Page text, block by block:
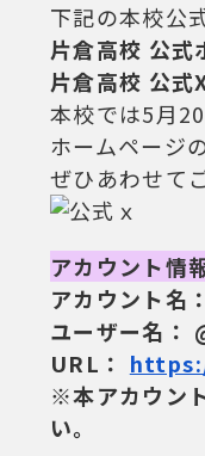
下記の本校公
片倉高校 公式
片倉高校 公
本校では5月
ホームページ
ぜひあわせて
アカウント情
アカウント名：
ユーザー名：
URL：
※本アカウン
い。